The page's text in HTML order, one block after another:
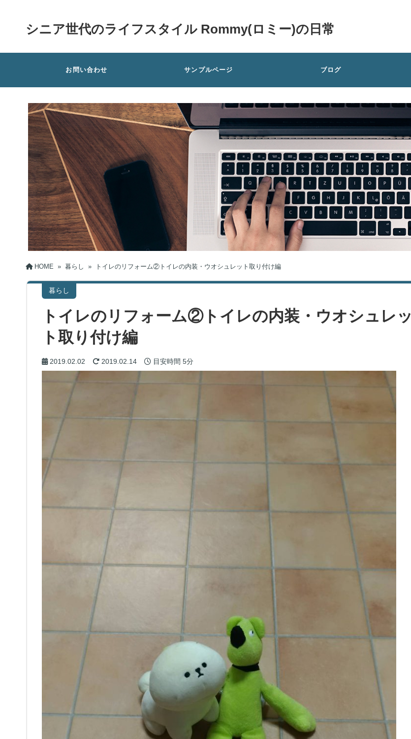
シニア世代のライフスタイル Rommy(ロミー)の日常
お問い合わせ サンプルページ ブログ
HOME » 暮らし » トイレのリフォーム②トイレの内装・ウオシュレット取り付け編
暮らし
トイレのリフォーム②トイレの内装・ウオシュレッ
ト取り付け編
2019.02.02 2019.02.14 目安時間 5分